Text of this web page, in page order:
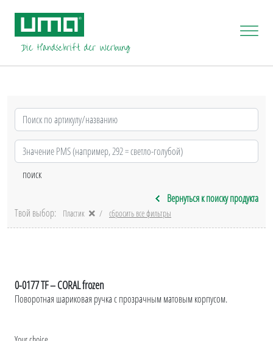
Вернуться к поиску продукта
Твой выбор:
Пластик сбросить все фильтры
0-0177 TF – CORAL frozen
Поворотная шариковая ручка с прозрачным матовым корпусом.